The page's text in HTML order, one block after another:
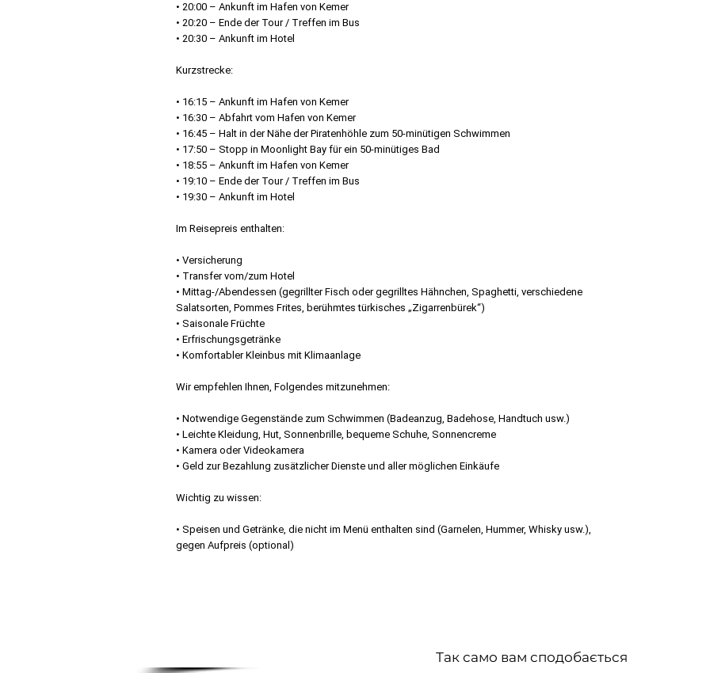
• 20:00 – Ankunft im Hafen von Kemer
• 20:20 – Ende der Tour / Treffen im Bus
• 20:30 – Ankunft im Hotel
Kurzstrecke:
• 16:15 – Ankunft im Hafen von Kemer
• 16:30 – Abfahrt vom Hafen von Kemer
• 16:45 – Halt in der Nähe der Piratenhöhle zum 50-minütigen Schwimmen
• 17:50 – Stopp in Moonlight Bay für ein 50-minütiges Bad
• 18:55 – Ankunft im Hafen von Kemer
• 19:10 – Ende der Tour / Treffen im Bus
• 19:30 – Ankunft im Hotel
Im Reisepreis enthalten:
• Versicherung
• Transfer vom/zum Hotel
• Mittag-/Abendessen (gegrillter Fisch oder gegrilltes Hähnchen, Spaghetti, verschiedene
Salatsorten, Pommes Frites, berühmtes türkisches „Zigarrenbürek“)
• Saisonale Früchte
• Erfrischungsgetränke
• Komfortabler Kleinbus mit Klimaanlage
Wir empfehlen Ihnen, Folgendes mitzunehmen:
• Notwendige Gegenstände zum Schwimmen (Badeanzug, Badehose, Handtuch usw.)
• Leichte Kleidung, Hut, Sonnenbrille, bequeme Schuhe, Sonnencreme
• Kamera oder Videokamera
• Geld zur Bezahlung zusätzlicher Dienste und aller möglichen Einkäufe
Wichtig zu wissen:
• Speisen und Getränke, die nicht im Menü enthalten sind (Garnelen, Hummer, Whisky usw.),
gegen Aufpreis (optional)
Так само вам сподобається